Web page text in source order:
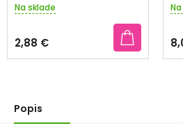
Priemerné
produktu
je
3,3
hviezdičiek.
Na sklade
2,88 €
je
Popis